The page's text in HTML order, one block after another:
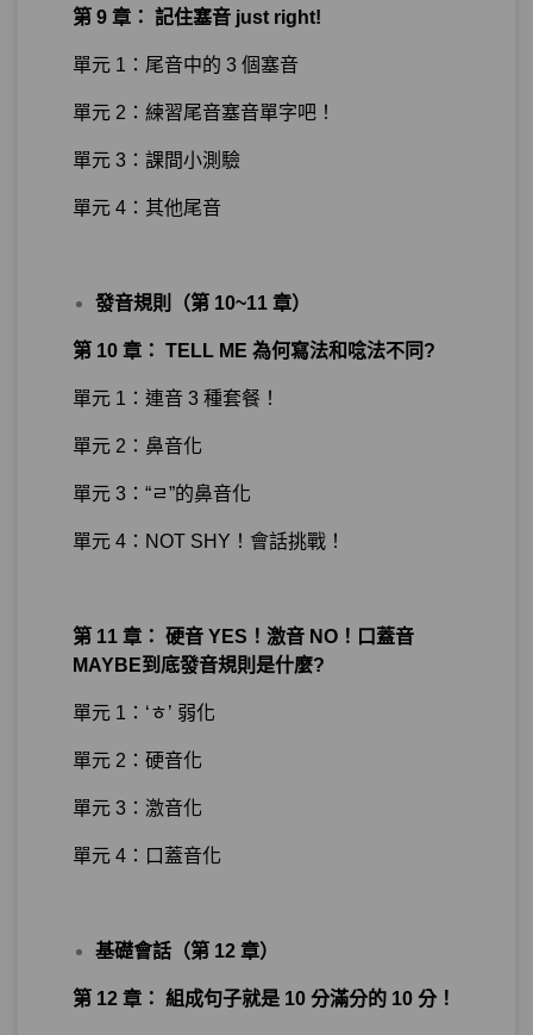
第 9 章： 記住塞音 just right!
單元 1：尾音中的 3 個塞音
單元 2：練習尾音塞音單字吧！
單元 3：課間小測驗
單元 4：其他尾音
發音規則（第 10~11 章）
第 10 章： TELL ME 為何寫法和唸法不同?
單元 1：連音 3 種套餐！
單元 2：鼻音化
單元 3：“ㄹ”的鼻音化
單元 4：NOT SHY！會話挑戰！
第 11 章： 硬音 YES！激音 NO！口蓋音
MAYBE到底發音規則是什麼?
單元 1：‘ㅎ’ 弱化
單元 2：硬音化
單元 3：激音化
單元 4：口蓋音化
基礎會話（第 12 章）
第 12 章： 組成句子就是 10 分滿分的 10 分！